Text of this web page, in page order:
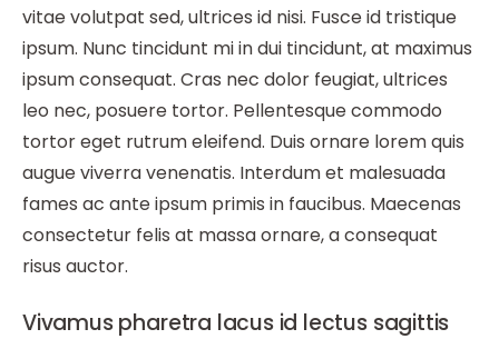
vitae volutpat sed, ultrices id nisi. Fusce id tristique
ipsum. Nunc tincidunt mi in dui tincidunt, at maximus
ipsum consequat. Cras nec dolor feugiat, ultrices
leo nec, posuere tortor. Pellentesque commodo
tortor eget rutrum eleifend. Duis ornare lorem quis
augue viverra venenatis. Interdum et malesuada
fames ac ante ipsum primis in faucibus. Maecenas
consectetur felis at massa ornare, a consequat
risus auctor.
Vivamus pharetra lacus id lectus sagittis